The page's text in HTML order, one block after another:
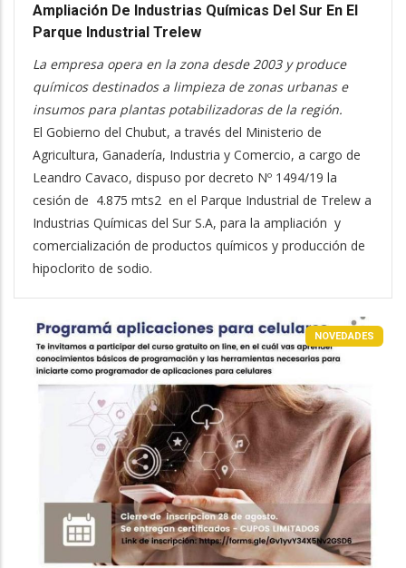
Ampliación De Industrias Químicas Del Sur En El
Parque Industrial Trelew
La empresa opera en la zona desde 2003 y produce
químicos destinados a limpieza de zonas urbanas e
insumos para plantas potabilizadoras de la región.
El Gobierno del Chubut, a través del Ministerio de
Agricultura, Ganadería, Industria y Comercio, a cargo de
Leandro Cavaco, dispuso por decreto Nº 1494/19 la
cesión de 4.875 mts2 en el Parque Industrial de Trelew a
Industrias Químicas del Sur S.A, para la ampliación y
comercialización de productos químicos y producción de
hipoclorito de sodio.
NOVEDADES